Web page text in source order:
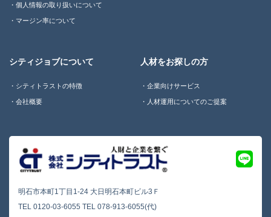
明石市本町1丁目1-24 大日明石本町ビル3Ｆ
TEL 0120-03-6055 TEL 078-913-6055(代)
個人情報の取り扱いについて
マージン率について
シティジョブについて
シティトラストの特徴
会社概要
人材をお探しの方
企業向けサービス
人材運用についてのご提案